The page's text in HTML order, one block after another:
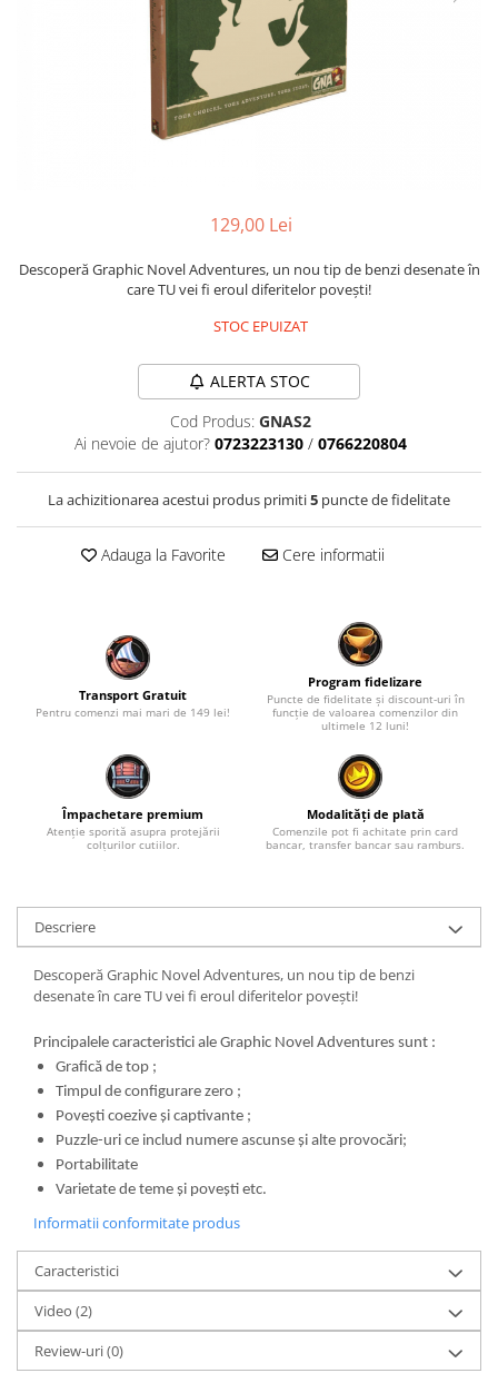
Premiate internațional
Cele mai vândute
De război
Fantastice
Aventură
Cultură pop
129,00 Lei
Descoperă Graphic Novel Adventures, un nou tip de benzi desenate în
care TU vei fi eroul diferitelor povești!
STOC EPUIZAT
ALERTA STOC
Cod Produs: GNAS2
Ai nevoie de ajutor? 0723223130 / 0766220804
La achizitionarea acestui produs primiti5 puncte de fidelitate
Adauga la Favorite Cere informatii
Transport Gratuit
Pentru comenzi mai mari de 149 lei!
Program fidelizare
Puncte de fidelitate și discount-uri în
funcție de valoarea comenzilor din
ultimele 12 luni!
Împachetare premium
Atenție sporită asupra protejării
colțurilor cutiilor.
Modalități de plată
Comenzile pot fi achitate prin card
bancar, transfer bancar sau ramburs.
Descriere
Descoperă Graphic Novel Adventures, un nou tip de benzi
desenate în care TU vei fi eroul diferitelor povești!
Principalele caracteristici ale Graphic Novel Adventures sunt :
Grafică de top ;
Timpul de configurare zero ;
Povești coezive și captivante ;
Puzzle-uri ce includ numere ascunse și alte provocări;
Portabilitate
Varietate de teme și povești etc.
Informatii conformitate produs
Caracteristici
Video (2)
Review-uri(0)